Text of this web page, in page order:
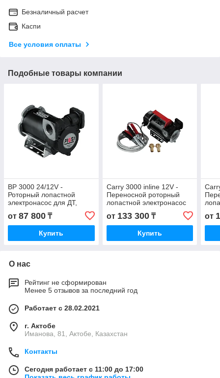
Безналичный расчет
Каспи
Все условия оплаты
Подобные товары компании
BP 3000 24/12V -
Роторный лопастной
электронасос для ДТ,
50/30 л/мин (3/4" BSP; без
эл.комп.) PIUSI
от 87 800 ₸
Купить
Carry 3000 inline 12V -
Переносной роторный
лопастной электронасос
для ДТ, 50 л/мин, PIUSI
от 133 300₸
Купить
от
О нас
Рейтинг не сформирован
Менее 5 отзывов за последний год
Работает с 28.02.2021
г. Актобе
Иманова, 81, Актобе, Казахстан
Контакты
Сегодня работает с 11:00 до 17:00